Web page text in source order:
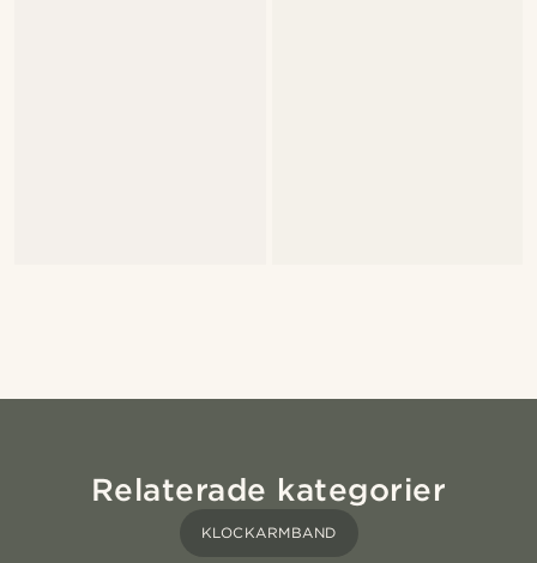
Relaterade kategorier
KLOCKARMBAND